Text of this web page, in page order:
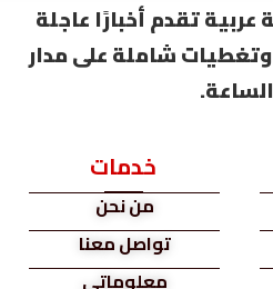
تقدم أخبارًا عاجلة
شاملة على مدار
الساعة.
خدمات
من نحن
تواصل معنا
معلوماتي